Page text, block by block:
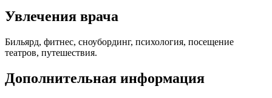
Увлечения врача
Бильярд, фитнес, сноубординг, психология, посещение
театров, путешествия.
Дополнительная информация